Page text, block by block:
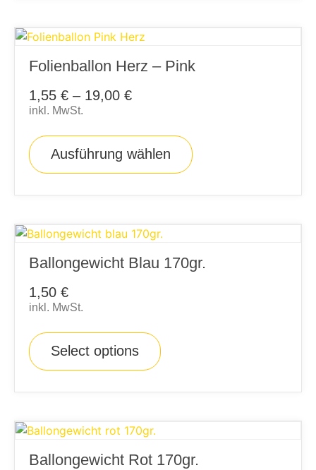
Folienballon Herz – Pink
1,55 € – 19,00 €
inkl. MwSt.
Ausführung wählen
Ballongewicht Blau 170gr.
1,50 €
inkl. MwSt.
Select options
Ballongewicht Rot 170gr.